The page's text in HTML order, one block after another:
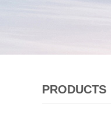
PRODUCTS